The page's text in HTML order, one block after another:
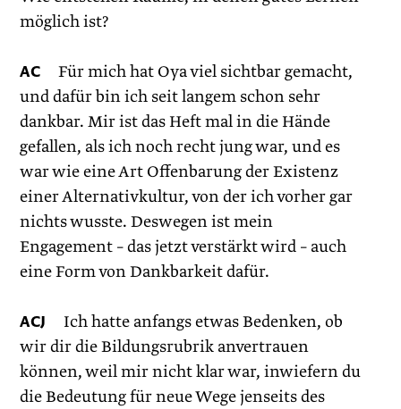
möglich ist?
AC Für mich hat Oya viel sichtbar gemacht,
und dafür bin ich seit langem schon sehr
dankbar. Mir ist das Heft mal in die Hände
gefallen, als ich noch recht jung war, und es
war wie eine Art Offenbarung der Existenz
einer Alternativkultur, von der ich vorher gar
nichts wusste. Deswegen ist mein
Engagement – das jetzt verstärkt wird – auch
eine Form von Dankbarkeit dafür.
ACJ Ich hatte anfangs etwas Bedenken, ob
wir dir die Bildungsrubrik anvertrauen
können, weil mir nicht klar war, inwiefern du
die Bedeutung für neue Wege jenseits des